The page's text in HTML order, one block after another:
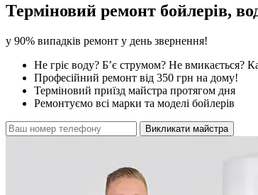
Терміновий ремонт бойлерів,
у 90% випадків ремонт у день звернення!
Не гріє воду? Б’є струмом? Не вмикається?
Професійний ремонт від 350 грн на дому!
Терміновий приїзд майстра протягом дня
Ремонтуємо всі марки та моделі бойлерів
Викликати майстра